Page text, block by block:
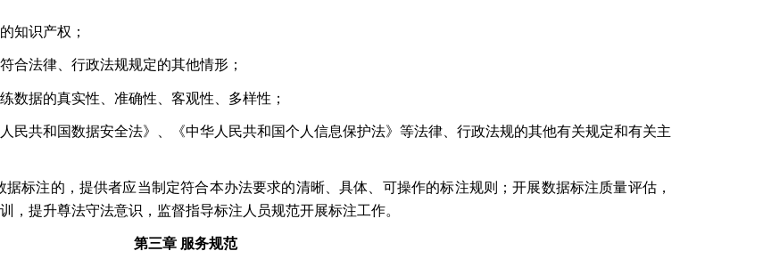
知识产权；
合法律、行政法规规定的其他情形；
数据的真实性、准确性、客观性、多样性；
民共和国数据安全法》、《中华人民共和国个人信息保护法》等法律、行政法规的其他有关规定和有关主
标注的，提供者应当制定符合本办法要求的清晰、具体、可操作的标注规则；开展数据标注质量评估，
，提升尊法守法意识，监督指导标注人员规范开展标注工作。
第三章 服务规范